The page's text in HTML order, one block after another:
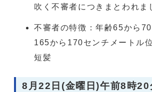
吹く不審者につきまとわれま
不審者の特徴：年齢65から
165から170センチメートル
短髪
8月22日(金曜日)午前8時20